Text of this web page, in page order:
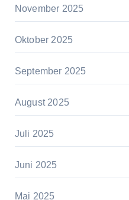
November 2025
Oktober 2025
September 2025
August 2025
Juli 2025
Juni 2025
Mai 2025